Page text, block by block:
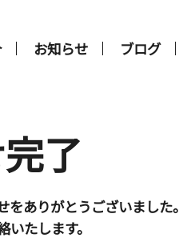
お知らせ ブログ
了
ありがとうございました。
たします。